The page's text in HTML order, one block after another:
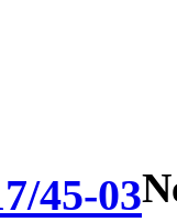
45-03